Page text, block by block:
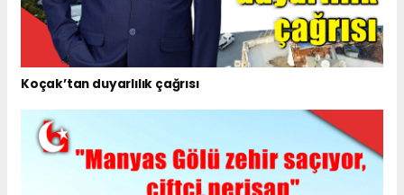
Koçak’tan duyarlılık çağrısı